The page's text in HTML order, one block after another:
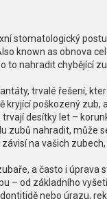
stomatologický
known as obnova
o to nahradit chybějící
, trvalé řešení,
kryjící poškozený zub,
desítky let –
zubů nahradit, může
na vašich
a často i úprava
– od základního
nebo úrazu,